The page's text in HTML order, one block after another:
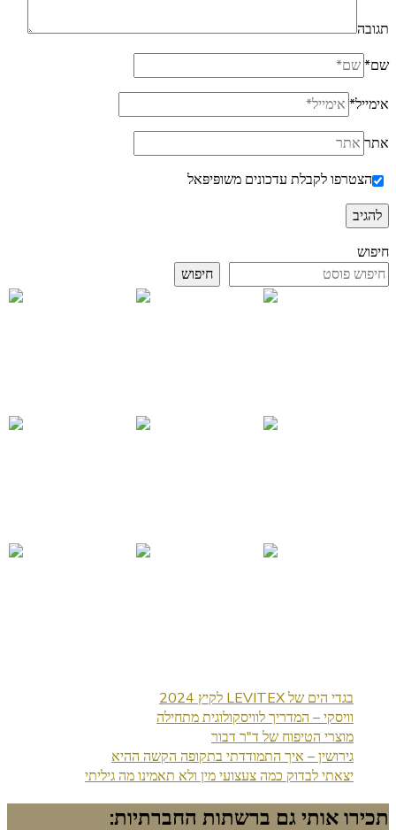
תגובה
שם*
אימייל*
אתר
הצטרפו לקבלת עדכונים משופּיפּאל
חיפוש
חיפוש
בגדי הים של LEVITEX לקיץ 2024
וויסקי – המדריך לוויסקולוגית מתחילה
מוצרי הטיפוח של ד"ר דבור
גירושין – איך התמודדתי בתקופה הקשה ההיא
יצאתי לבדוק כמה צעצועי מין ולא תאמינו מה גיליתי
תכירו אותי גם ברשתות החברתיות: